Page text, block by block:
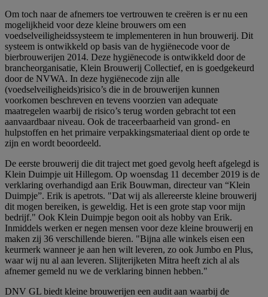
Om toch naar de afnemers toe vertrouwen te creëren is er nu een
mogelijkheid voor deze kleine brouwers om een
voedselveiligheidssysteem te implementeren in hun brouwerij. Dit
systeem is ontwikkeld op basis van de hygiënecode voor de
bierbrouwerijen 2014. Deze hygiënecode is ontwikkeld door de
brancheorganisatie, Klein Brouwerij Collectief, en is goedgekeurd
door de NVWA. In deze hygiënecode zijn alle
(voedselveiligheids)risico’s die in de brouwerijen kunnen
voorkomen beschreven en tevens voorzien van adequate
maatregelen waarbij de risico’s terug worden gebracht tot een
aanvaardbaar niveau. Ook de traceerbaarheid van grond- en
hulpstoffen en het primaire verpakkingsmateriaal dient op orde te
zijn en wordt beoordeeld.
De eerste brouwerij die dit traject met goed gevolg heeft afgelegd is
Klein Duimpje uit Hillegom. Op woensdag 11 december 2019 is de
verklaring overhandigd aan Erik Bouwman, directeur van “Klein
Duimpje”. Erik is apetrots. "Dat wij als allereerste kleine brouwerij
dit mogen bereiken, is geweldig. Het is een grote stap voor mijn
bedrijf." Ook Klein Duimpje begon ooit als hobby van Erik.
Inmiddels werken er negen mensen voor deze kleine brouwerij en
maken zij 36 verschillende bieren. "Bijna alle winkels eisen een
keurmerk wanneer je aan hen wilt leveren, zo ook Jumbo en Plus,
waar wij nu al aan leveren. Slijterijketen Mitra heeft zich al als
afnemer gemeld nu we de verklaring binnen hebben."
DNV GL biedt kleine brouwerijen een audit aan waarbij de